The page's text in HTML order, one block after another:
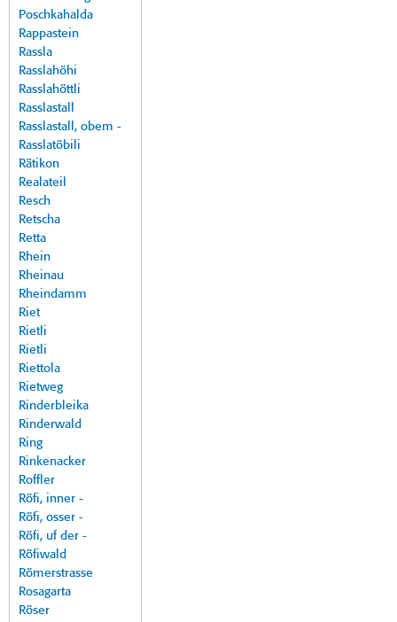
Poschkahalda
Rappastein
Rassla
Rasslahöhi
Rasslahöttli
Rasslastall
Rasslastall, obem -
Rasslatöbili
Rätikon
Realateil
Resch
Retscha
Retta
Rhein
Rheinau
Rheindamm
Riet
Rietli
Rietli
Riettola
Rietweg
Rinderbleika
Rinderwald
Ring
Rinkenacker
Roffler
Röfi, inner -
Röfi, osser -
Röfi, uf der -
Röfiwald
Römerstrasse
Rosagarta
Röser